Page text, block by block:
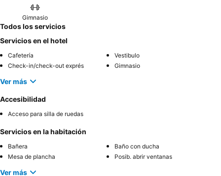
Gimnasio
Todos los servicios
Servicios en el hotel
Cafetería
Vestibulo
Check-in/check-out exprés
Gimnasio
Ver más
Accesibilidad
Acceso para silla de ruedas
Servicios en la habitación
Bañera
Baño con ducha
Mesa de plancha
Posib. abrir ventanas
Ver más